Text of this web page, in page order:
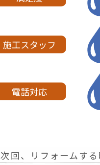
施工スタッフ
電話対応
次回、リフォームす